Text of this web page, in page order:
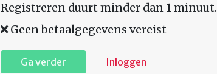
Registreren duurt minder dan 1 minuut.
Geen betaalgegevens vereist
Ga verder Inloggen